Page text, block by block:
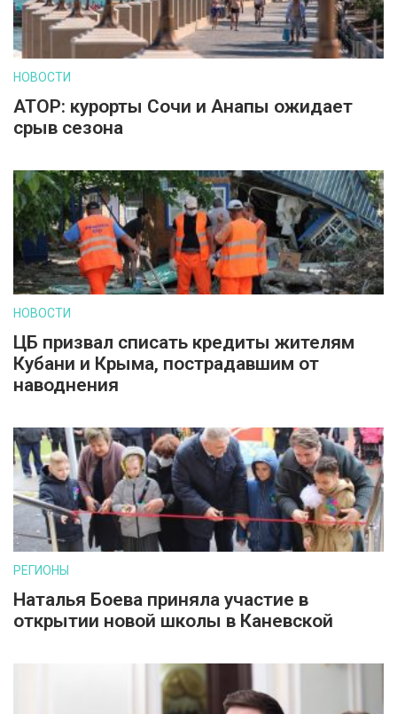
НОВОСТИ
АТОР: курорты Сочи и Анапы ожидает
срыв сезона
НОВОСТИ
ЦБ призвал списать кредиты жителям
Кубани и Крыма, пострадавшим от
наводнения
РЕГИОНЫ
Наталья Боева приняла участие в
открытии новой школы в Каневской